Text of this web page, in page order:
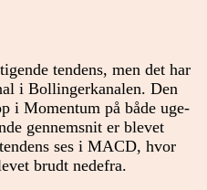
tendens, men det har
i Bollingerkanalen. Den
i Momentum på både uge-
gennemsnit er blevet
ses i MACD, hvor
brudt nedefra.